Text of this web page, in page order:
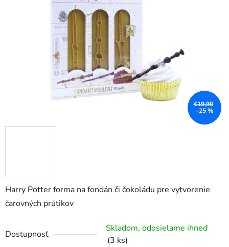
Harry Potter forma na fondán či čokoládu pre vytvorenie
čarovných prútikov
Dostupnosť
Skladom, odosielame ihneď
(3 ks)
€19,90
–25 %